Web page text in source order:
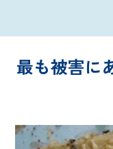
最も被害に